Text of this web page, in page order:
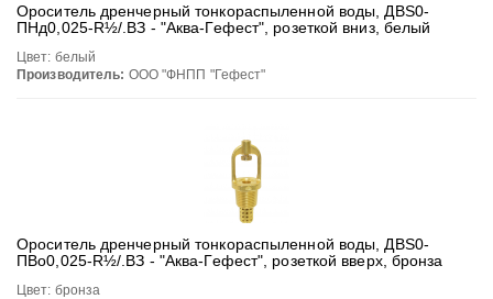
Ороситель дренчерный тонкораспыленной воды, ДВS0-
ПНд0,025-R½/.ВЗ - "Аква-Гефест", розеткой вниз, белый
Цвет: белый
Производитель: ООО "ФНПП "Гефест"
Ороситель дренчерный тонкораспыленной воды, ДВS0-
ПВо0,025-R½/.ВЗ - "Аква-Гефест", розеткой вверх, бронза
Цвет: бронза